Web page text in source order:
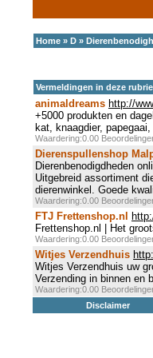
Home » D »
Vermeldingen in deze
animaldreams http://
+5000 produkten en
kat, knaagdier,
Waardering:0.00
Dierenspullenshop
Dierenbenodigdheden
Uitgebreid assortiment
dierenwinkel. Goede
Waardering:0.00
FTJ Frettenshop.nl
Frettenshop.nl | Het
Waardering:0.00
Witjes Verzendhuis
Witjes Verzendhuis uw
Verzending in binnen en
Waardering:0.00
Disclaimer